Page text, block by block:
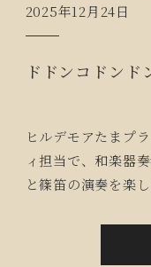
2025年12月24日
ドドンコドンド
ヒルデモアたまプ
ィ担当で、和楽器
と篠笛の演奏を楽
めは和太鼓の身体